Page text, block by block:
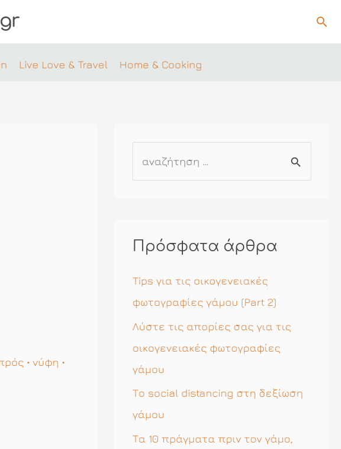
Live Love & Travel Home & Cooking
• νύφη •
ή
η
σ
η
γ
ι
α
Πρόσφατα άρθρα
Tips για τις οικογενειακές
φωτογραφίες γάμου (Part 2)
Λύστε τις απορίες σας για τις
οικογενειακές φωτογραφίες
γάμου
Το social distancing στη δεξίωση
γάμου
Τα 10 πράγματα πριν τον γάμο,